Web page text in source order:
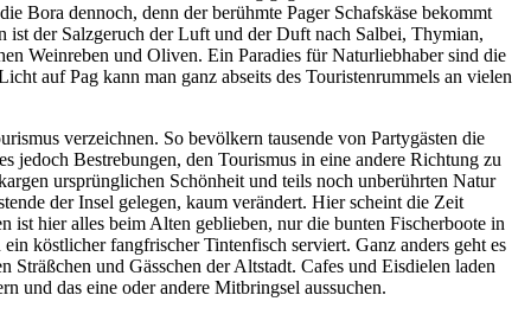
Bora dennoch, denn der berühmte Pager Schafskäse bekommt
ist der Salzgeruch der Luft und der Duft nach Salbei, Thymian,
Weinreben und Oliven. Ein Paradies für Naturliebhaber sind die
auf Pag kann man ganz abseits des Touristenrummels an vielen
verzeichnen. So bevölkern tausende von Partygästen die
Bestrebungen, den Tourismus in eine andere Richtung zu
ursprünglichen Schönheit und teils noch unberührten Natur
der Insel gelegen, kaum verändert. Hier scheint die Zeit
ist hier alles beim Alten geblieben, nur die bunten Fischerboote in
köstlicher fangfrischer Tintenfisch serviert. Ganz anders geht es
und Gässchen der Altstadt. Cafes und Eisdielen laden
und das eine oder andere Mitbringsel aussuchen.